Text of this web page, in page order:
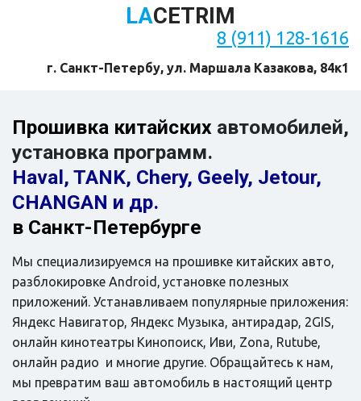
LACETRIM
8 (911) 128-1616
г. Санкт-Петербу, ул. Маршала Казакова, 84к1
Прошивка китайских автомобилей,
установка программ.
Haval, TANK, Chery, Geely, Jetour,
в Санкт-Петербурге
разблокировке Android, установке полезных
приложений. Устанавливаем популярные приложения:
Яндекс Навигатор, Яндекс Музыка, антирадар, 2GIS,
онлайн кинотеатры Кинопоиск, Иви, Zona, Rutube,
онлайн радио  и многие другие. Обращайтесь к нам,
мы превратим ваш автомобиль в настоящий центр